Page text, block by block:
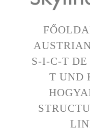
S-I-C-T
T UND